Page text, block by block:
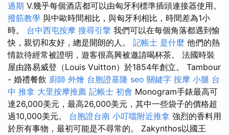
過期 V.幾乎每個酒店都可以由匈牙利標準插頭連接器使用。
撥筋教學 與中歐時間相比，與匈牙利相比，時間差為1小
時。 台中西屯按摩 搜尋引擎 我們可以在每個角落都遇到愉
快，親切和友好，總是開朗的人。 記帳士 是什麼 他們的熱
情款待經常被證明，遊客很高興被邀請喝杯茶。 法國時裝
屋由路易威登（Louis Vuitton）於1854年創立。 Tambour
- 婚禮餐飲 廚師 外燴 台胞證基隆 seo 關鍵字 按摩 小腿 台
中 推拿 大里按摩推薦 記帳士 初會 Monogram手錶最高可
達26,000美元，最高26,000美元，其中一些袋子的價格超
過10,000美元。 台胞證台南 小叮噹附近推拿 強烈的香料用
於所有事物，最初可能是不尋常的。 Zakynthos以國王